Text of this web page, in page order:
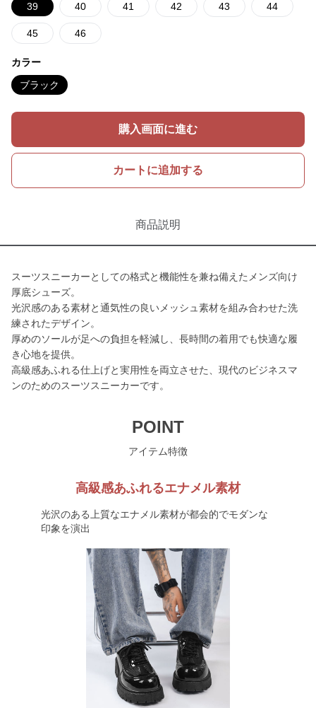
39 40 41 42 43 44
45 46
カラー
ブラック
購入画面に進む
カートに追加する
商品説明
スーツスニーカーとしての格式と機能性を兼ね備えたメンズ向け
厚底シューズ。
光沢感のある素材と通気性の良いメッシュ素材を組み合わせた洗
練されたデザイン。
厚めのソールが足への負担を軽減し、長時間の着用でも快適な履
き心地を提供。
高級感あふれる仕上げと実用性を両立させた、現代のビジネスマ
ンのためのスーツスニーカーです。
POINT
アイテム特徴
高級感あふれるエナメル素材
光沢のある上質なエナメル素材が都会的でモダンな
印象を演出